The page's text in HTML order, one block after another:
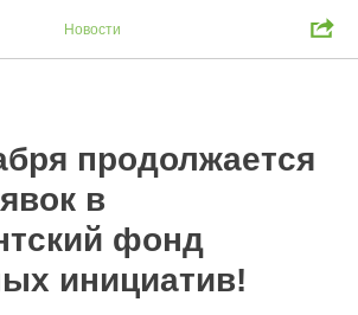
Новости
продолжается
в
фонд
инициатив!